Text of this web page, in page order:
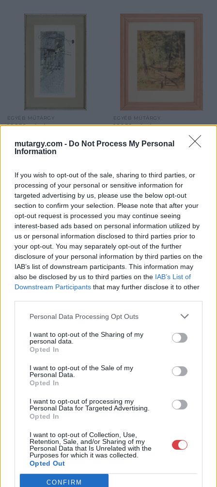
mutargy.com - Do Not Process My Personal
Information
If you wish to opt-out of the sale, sharing to third parties, or
processing of your personal or sensitive information for
targeted advertising by us, please use the below opt-out
section to confirm your selection. Please note that after your
opt-out request is processed you may continue seeing
interest-based ads based on personal information utilized by
us or personal information disclosed to third parties prior to
your opt-out. You may separately opt-out of the further
disclosure of your personal information by third parties on the
IAB’s list of downstream participants. This information may
also be disclosed by us to third parties on the IAB’s List of
Downstream Participants that may further disclose it to other
Personal Data Processing Opt Outs
I want to opt-out of the Sharing of my
personal data.
Opted In
I want to opt-out of the Sale of my
Personal Data.
Opted In
I want to opt-out of processing my
Personal Data for Targeted Advertising.
Opted In
I want to opt-out of Collection, Use,
Retention, Sale, and/or Sharing of my
Personal Data that Is Unrelated with the
Purposes for which it was collected.
Opted Out
CONFIRM
EGYÉB MŰTÁRGY
10058. tétel:
Noé bárkája. Vegyes
technika, papír, jelzett,
művészpéldány. EA
VIII/XIII. A kép
hátoldalán is rajzzal,
dedikációval. 41×23 cm
Üvegezett keretben.
Brauer Ildikó (1954): Noé
bárkája. Vegyes technika,
papír, jelzett, sorszámozott
művészpéldány. EA VIII/XIII.
A kép hátoldalán is rajzzal,
dedikációval. 41x23 cm
Üvegezett keretben.<a
href="https://www.darabanth.com/hu/gyorsarveres/425/
Kikiáltási ár:8 000 Ft
Aukció:425. Gyorsárverés
Aukció időpontja: 2022-09-
08 19:00
MEGTEKINTEM
EGYÉB MŰTÁRGY
10059. tétel:
Breznay József (1916-
2012): Sétálók. Színes
35×28 cm
Breznay József (1916-2012):
Sétálók. Színes rézkarc,
papír, jelzett. Üvegezett fa
keretben, 35×28 cm<a
href="https://
es-grafikak/Festmenyek-es-
grafikak~500001/Breznay-
Jozsef-1916-2012-Setal
Kikiáltási ár:2 400Ft
Aukció:425. Gyorsárverés
Aukció időpontja: 2022-09-
08 19:00
MEGTEKINTEM
EGYÉB MŰTÁRGY
10060. tétel:
1973): Pihenő lovak,
1912. Ceruza, papír,
jelzett, kissé sérült.
Üvegezett fakeretben.
21×29 cm
Budai Sándor (1891-1973):
EGYÉB MŰTÁRGY
Baromfiudvar. Olaj,
vászon. Sérült .
keretben.80×60 cm.